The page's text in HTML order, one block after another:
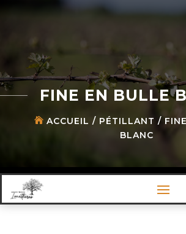
FINE EN BULLE
ACCUEIL / PÉTILLANT /
BLANC